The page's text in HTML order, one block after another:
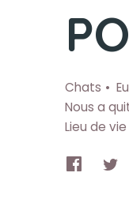
Chats
Nous a
Lieu de vie